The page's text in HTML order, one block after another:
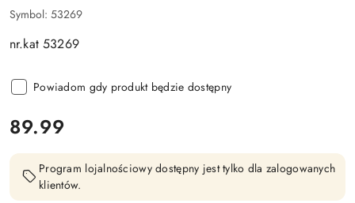
Symbol: 53269
nr.kat 53269
Powiadom gdy produkt będzie dostępny
cena:
89.99
Program lojalnościowy dostępny jest tylko dla zalogowanych
klientów.